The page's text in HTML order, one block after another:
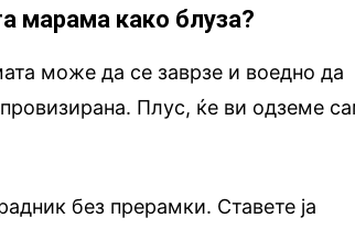
марама како блуза?
може да се заврзе и воедно да
Плус, ќе ви одземе
без прерамки. Ставете ја